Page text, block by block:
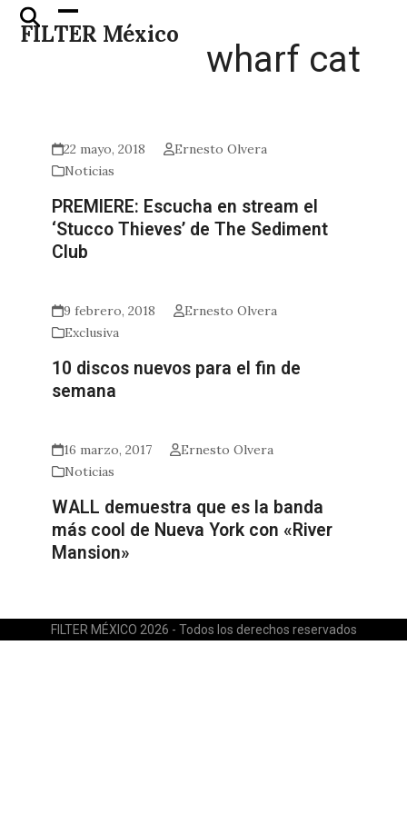
Skip
FILTER México
Open
mobile
Close
mobile
wharf cat
22 mayo, 2018
Ernesto Olvera
Noticias
PREMIERE: Escucha en stream el
‘Stucco Thieves’ de The Sediment
Club
9 febrero, 2018
Ernesto Olvera
Exclusiva
10 discos nuevos para el fin de
semana
16 marzo, 2017
Ernesto Olvera
Noticias
WALL demuestra que es la banda
más cool de Nueva York con «River
Mansion»
FILTER MÉXICO 2026 - Todos los derechos reservados